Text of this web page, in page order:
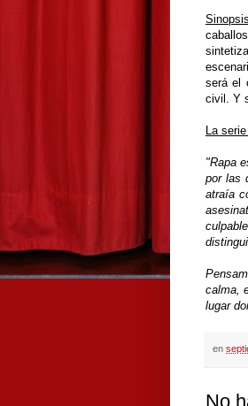
Sinopsis
será el
civil. Y
La
"Rapa
por las
atraía
calma,
lugar
en
No